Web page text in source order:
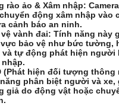
rào ảo & Xâm nhập:
động xâm nhập vào
cảnh báo an ninh.
vệ vành đai: Tính năng này
bảo vệ như bức tường,
và tự động phát hiện người
nhập.
(Phát hiện đối tượng thông
phân biệt người và xe,
giả do động vật hoặc